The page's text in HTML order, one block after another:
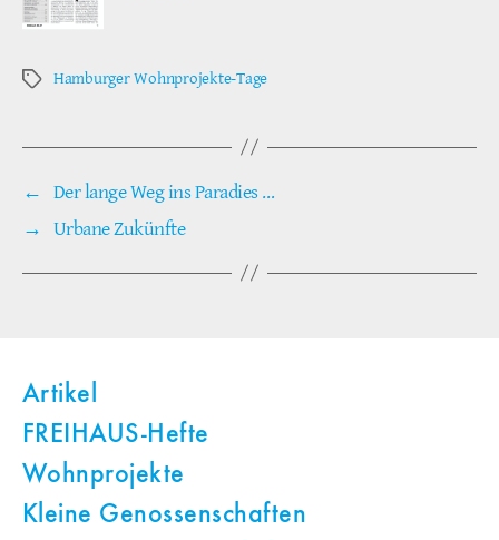
Schlagwörter
Hamburger Wohnprojekte-Tage
← Der lange Weg ins Paradies …
→ Urbane Zukünfte
Artikel
FREIHAUS-Hefte
Wohnprojekte
Kleine Genossenschaften